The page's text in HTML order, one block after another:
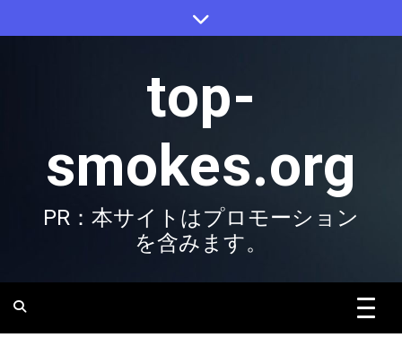
top-
smokes.org
PR：本サイトはプロモーション
を含みます。